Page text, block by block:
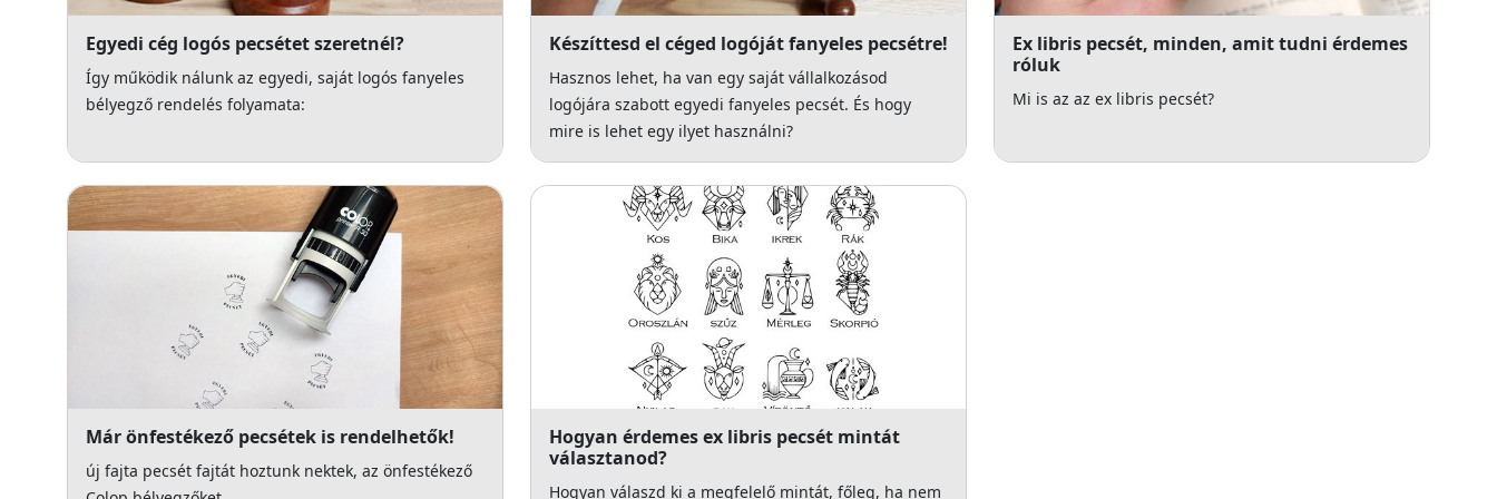
Egyedi cég logós pecsétet szeretnél?
Így működik nálunk az egyedi, saját logós fanyeles
bélyegző rendelés folyamata:
Készíttesd el céged logóját fanyeles pecsétre!
Hasznos lehet, ha van egy saját vállalkozásod
logójára szabott egyedi fanyeles pecsét. És hogy
mire is lehet egy ilyet használni?
Ex libris pecsét, minden, amit tudni érdemes
róluk
Mi is az az ex libris pecsét?
Már önfestékező pecsétek is rendelhetők!
új fajta pecsét fajtát hoztunk nektek, az önfestékező
Hogyan érdemes ex libris pecsét mintát
választanod?
Hogyan válaszd ki a megfelelő mintát, főleg, ha nem